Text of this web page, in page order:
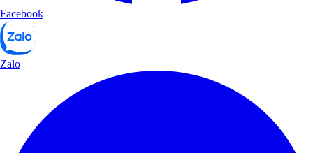
Facebook
Zalo